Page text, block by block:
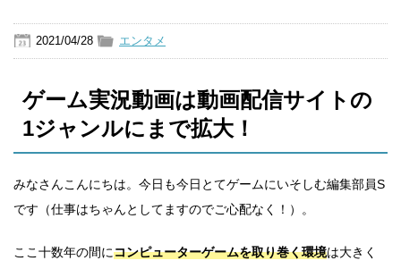
2021/04/28 エンタメ
ゲーム実況動画は動画配信サイトの
1ジャンルにまで拡大！
みなさんこんにちは。今日も今日とてゲームにいそしむ編集部員S
です（仕事はちゃんとしてますのでご心配なく！）。
ここ十数年の間にコンピューターゲームを取り巻く環境は大きく